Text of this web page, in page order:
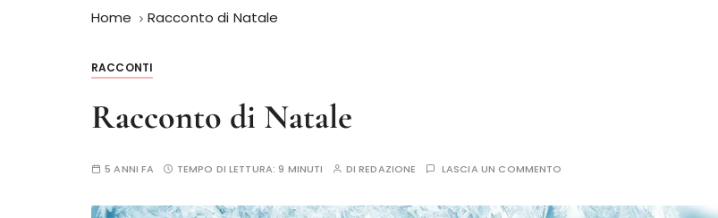
Home Racconto di Natale
RACCONTI
Racconto di Natale
5 ANNI FA TEMPO DI LETTURA: 9 MINUTI DIREDAZIONE LASCIA UN COMMENTO